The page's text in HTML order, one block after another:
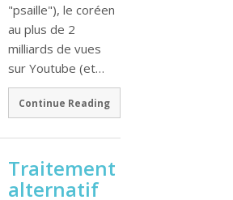
"psaille"), le coréen
au plus de 2
milliards de vues
sur Youtube (et…
Continue Reading
Traitement
alternatif